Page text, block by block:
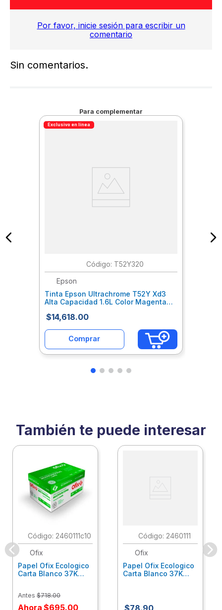
Por favor, inicie sesión para escribir un
comentario
Sin comentarios.
Para complementar
Exclusivo en línea
: T52Y320
Epson
Tinta Epson Ultrachrome T52Y Xd3
Alta Capacidad 1.6L Color Magenta
$14,618.00
Comprar
También te puede interesar
: 2460111c10
Ofix
Papel Ofix Ecologico
Carta Blanco 37K
Antes $718.00
Ahora $695.00
: 2460111
Ofix
Papel Ofix Ecologico
Carta Blanco 37K
$78.90